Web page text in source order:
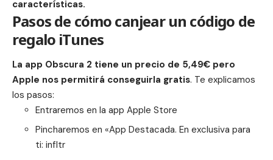
características.
Pasos de cómo canjear un código de
regalo iTunes
La app Obscura 2 tiene un precio de 5,49€ pero
Apple nos permitirá conseguirla gratis. Te explicamos
los pasos:
Entraremos en la app Apple Store
Pincharemos en «App Destacada. En exclusiva para
ti: infltr